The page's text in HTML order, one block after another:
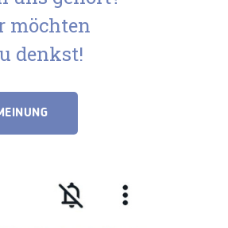
möchten
denkst!